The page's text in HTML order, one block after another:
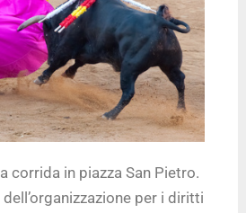
corrida in piazza San Pietro.
per i diritti